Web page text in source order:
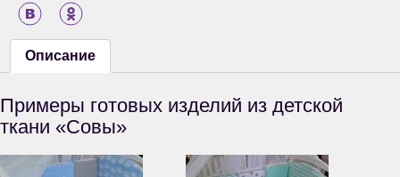
Описание
Примеры готовых изделий из детской
ткани «Совы»